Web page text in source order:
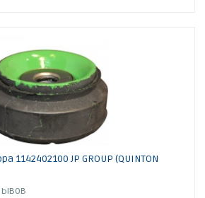
1142402100 JP GROUP (QUINTON